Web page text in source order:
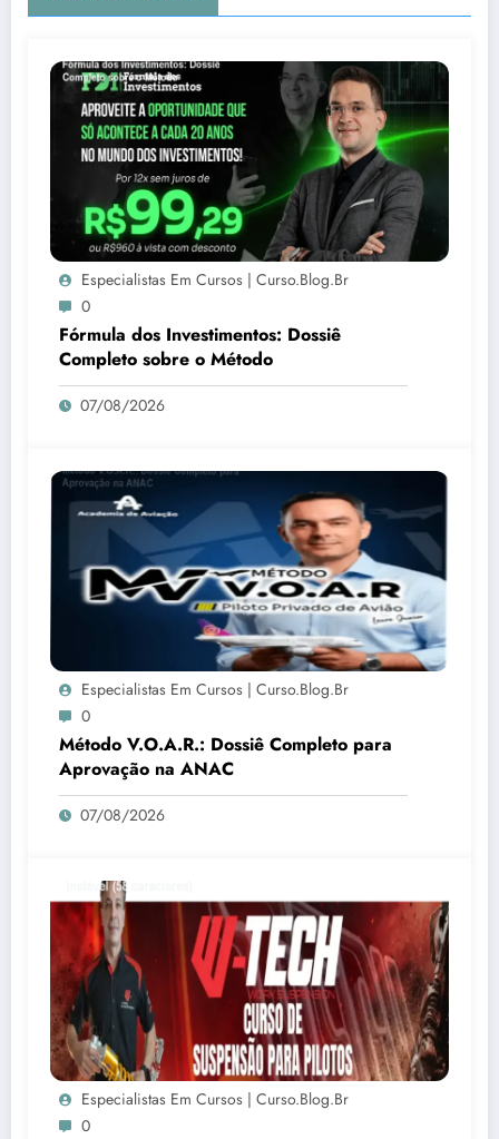
Especialistas Em Cursos | Curso.blog.br
0
Fórmula dos Investimentos: Dossiê
Completo sobre o Método
07/08/2026
Especialistas Em Cursos | Curso.blog.br
0
Método V.O.A.R.: Dossiê Completo para
Aprovação na ANAC
07/08/2026
Especialistas Em Cursos | Curso.blog.br
0